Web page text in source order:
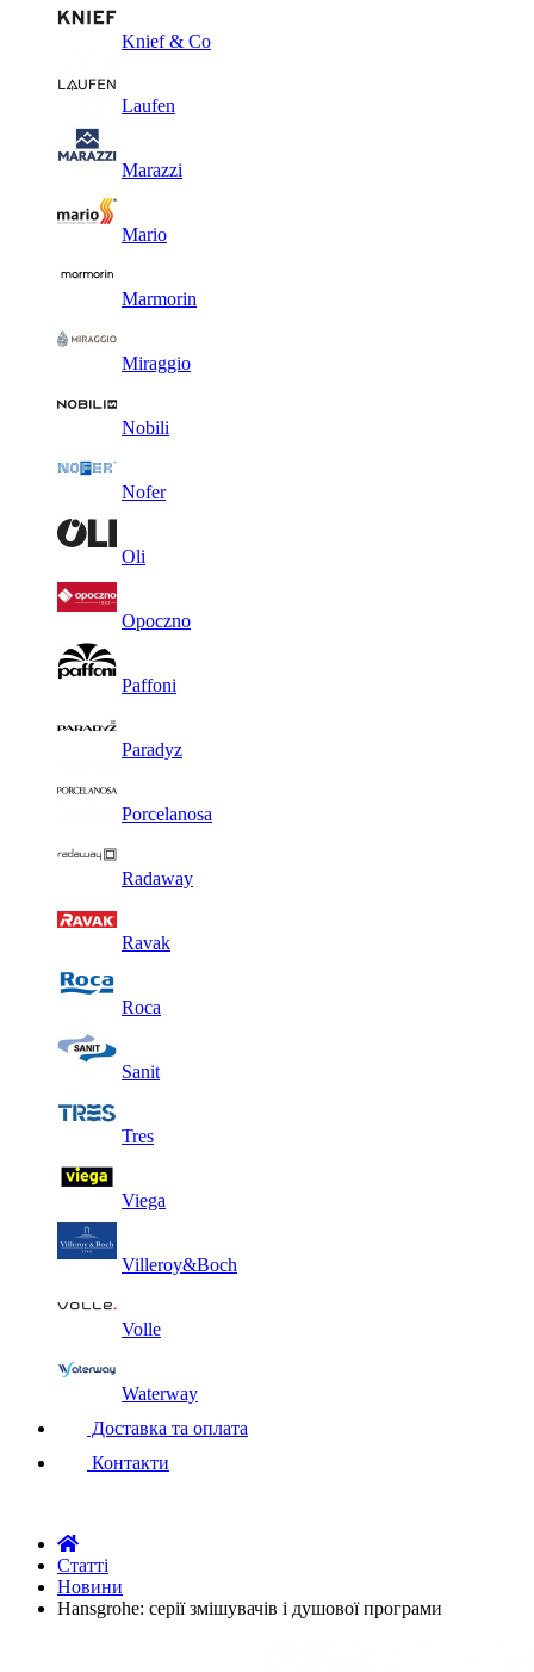
Knief & Co
Laufen
Marazzi
Mario
Marmorin
Miraggio
Nobili
Nofer
Oli
Opoczno
Paffoni
Paradyz
Porcelanosa
Radaway
Ravak
Roca
Sanit
Tres
Viega
Villeroy&Boch
Volle
Waterway
Доставка та оплата
Контакти
Статті
Новини
Hansgrohe: серії змішувачів і душової програми